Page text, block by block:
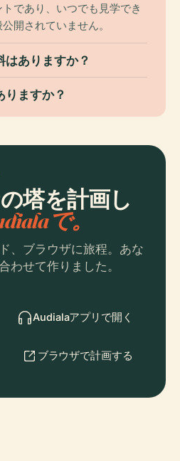
であり、いつでも見学でき
開されていません。
ありますか？
りますか？
塔を計画し
で。
、ブラウザに旅程。あな
わせて作りました。
Audialaアプリで開く
ブラウザで計画する